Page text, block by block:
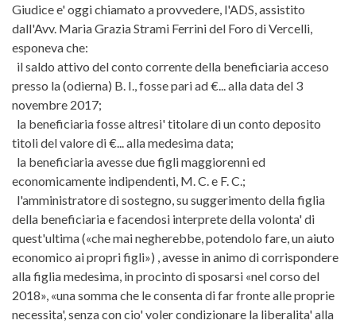
Giudice e' oggi chiamato a provvedere, l'ADS, assistito
dall'Avv. Maria Grazia Strami Ferrini del Foro di Vercelli,
esponeva che:
il saldo attivo del conto corrente della beneficiaria acceso
presso la (odierna) B. I., fosse pari ad €... alla data del 3
novembre 2017;
la beneficiaria fosse altresi' titolare di un conto deposito
titoli del valore di €... alla medesima data;
la beneficiaria avesse due figli maggiorenni ed
economicamente indipendenti, M. C. e F. C.;
l'amministratore di sostegno, su suggerimento della figlia
della beneficiaria e facendosi interprete della volonta' di
quest'ultima («che mai negherebbe, potendolo fare, un aiuto
economico ai propri figli») , avesse in animo di corrispondere
alla figlia medesima, in procinto di sposarsi «nel corso del
2018», «una somma che le consenta di far fronte alle proprie
necessita', senza con cio' voler condizionare la liberalita' alla